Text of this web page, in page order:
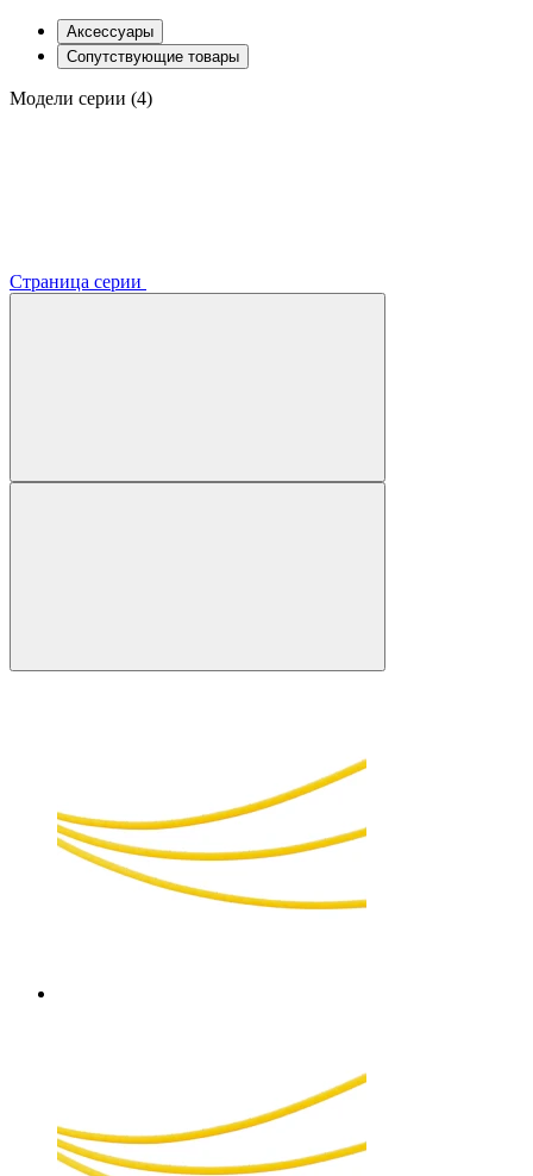
Аксессуары
Сопутствующие товары
Модели серии (4)
Страница серии